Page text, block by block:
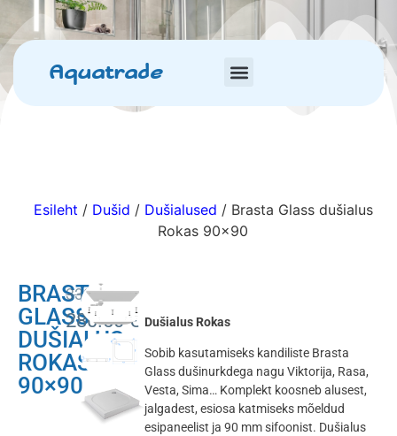
Aquatrade
Esileht / Dušid / Dušialused / Brasta Glass dušialus
Rokas 90×90
BRASTA
GLASS
DUŠIALUS
ROKAS
90×90
330.00€
280.50€ Dušialus Rokas
Sobib kasutamiseks kandiliste Brasta
Glass dušinurkdega nagu Viktorija, Rasa,
Vesta, Sima… Komplekt koosneb alusest,
jalgadest, esiosa katmiseks mõeldud
esipaneelist ja 90 mm sifoonist. Dušialus